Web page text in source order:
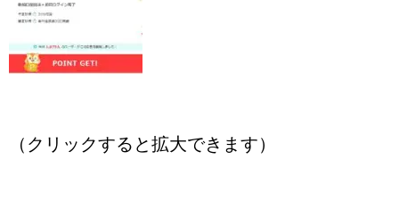
（クリックすると拡大できます）